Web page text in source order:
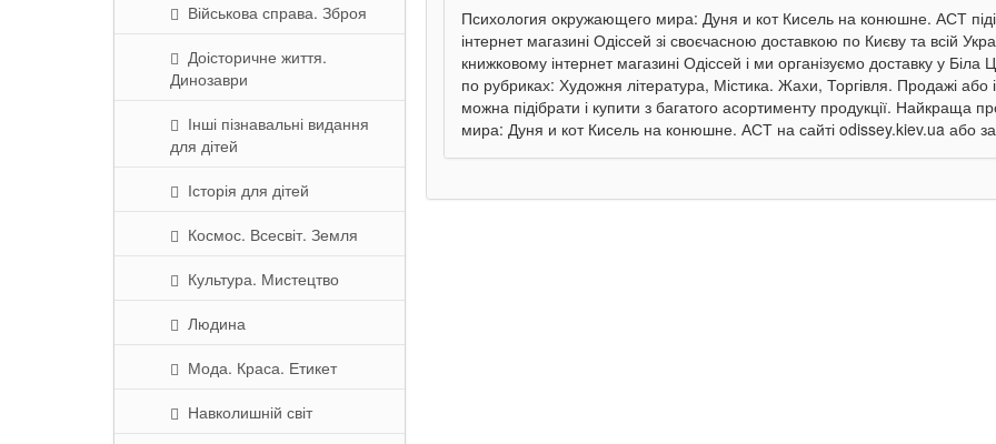
Військова справа. Зброя
Доісторичне життя.
Динозаври
Інші пізнавальні видання
для дітей
Історія для дітей
Космос. Всесвіт. Земля
Культура. Мистецтво
Людина
Мода. Краса. Етикет
Навколишній світ
Психология окружающего мира: Дуня и кот Кисель на конюшне. АСТ
інтернет магазині Одіссей зі своєчасною доставкою по Києву та всій
книжковому інтернет магазині Одіссей і ми організуємо доставку у Біла
по рубриках: Художня література, Містика. Жахи, Торгівля. Продажі або
можна підібрати і купити з багатого асортименту продукції. Найкраща
мира: Дуня и кот Кисель на конюшне. АСТ на сайті odissey.kiev.ua або